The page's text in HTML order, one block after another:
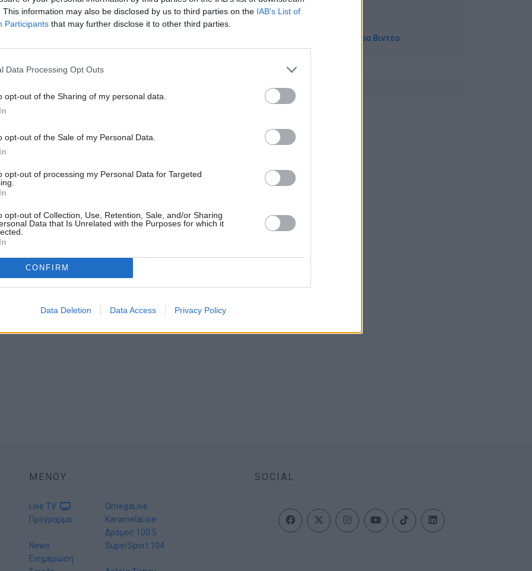
This information may also be disclosed by us to third parties on the IAB’s List of
Participants that may further disclose it to other third parties.
Data Processing Opt Outs
opt-out of the Sharing of my personal data.
opt-out of the Sale of my Personal Data.
opt-out of processing my Personal Data for Targeted
opt-out of Collection, Use, Retention, Sale, and/or Sharing
Data that Is Unrelated with the Purposes for which it
CONFIRM
Data Deletion Data Access Privacy Policy
με οδηγό την αγαπημένη
δεν υπάρχουν όρια και κανόνες, φτάνει μόνο να
Η Γαλάτεια γνωστή για την αμεσότητα της, δεν
και το αίσθημα πως βρισκόμαστε μαζί της στην
με την χρήση φρέσκων τοπικών υλικών να
χρήσιμες συμβουλές και λύσεις.
συνταγές που όλοι μπορούμε να ετοιμάσουμε στο
με αγάπη και φροντίδα.
και μας προσκαλεί να ανακαλύψουμε νέες τεχνικές,
που χρειαζόμαστε.
Περισσότερα Βιντεο
ΜΕΝΟΥ
Live TV
Πρόγραμμα
News
Ενημέρωση
OmegaLive
KaramelaLive
Δρόμος 100.5
SuperSport 104
SOCIAL